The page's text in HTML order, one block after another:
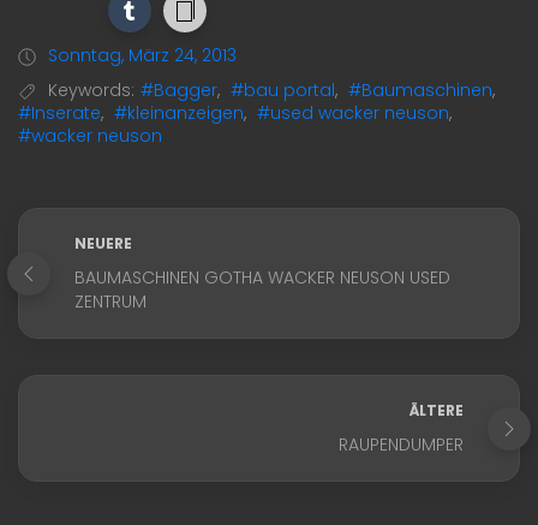
Sonntag, März 24, 2013
Keywords: #Bagger, #bau portal, #Baumaschinen,
#Inserate, #kleinanzeigen, #used wacker neuson,
#wacker neuson
NEUERE
BAUMASCHINEN GOTHA WACKER NEUSON USED
ZENTRUM
ÄLTERE
RAUPENDUMPER